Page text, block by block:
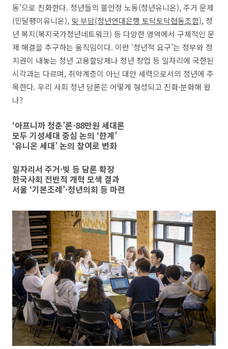
동’으로 진화한다. 청년들의 불안정 노동(청년유니온), 주거 문제
(민달팽이유니온), 빚 부담(청년연대은행 토닥토닥협동조합), 청
년 복지(복지국가청년네트워크) 등 다양한 영역에서 구체적인 문
제 해결을 추구하는 움직임이다. 이런 ‘청년적 요구’는 정부와 정
치권이 내놓는 청년 고용할당제나 청년 창업 등 일자리에 국한된
시각과는 다르며, 취약계층이 아닌 대안 세력으로서의 청년에 주
목한다. 우리 사회 청년 담론은 어떻게 형성되고 진화·분화해 왔
나?
‘아프니까 청춘’론·88만원 세대론
모두 기성세대 중심 논의 ‘한계’
‘유니온 세대’ 논의 참여로 변화
일자리서 주거·빚 등 담론 확장
한국사회 전반적 개혁 모색 결과
서울 ‘기본조례’·청년의회 등 마련